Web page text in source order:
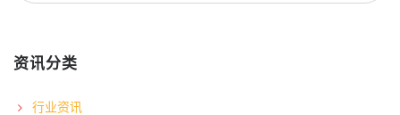
资讯分类
行业资讯